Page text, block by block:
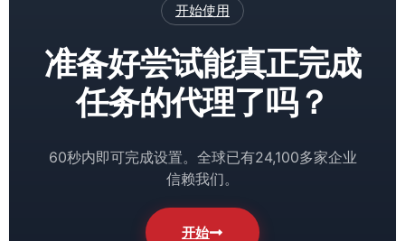
开始使用
准备好尝试能真正完成
任务的代理了吗？
60秒内即可完成设置。全球已有24,100多家企业
信赖我们。
开始